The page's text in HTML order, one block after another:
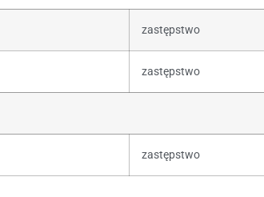
zastępstwo
zastępstwo
zastępstwo